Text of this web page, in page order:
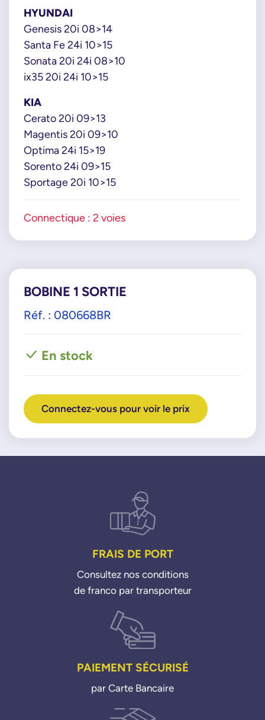
HYUNDAI
Genesis 20i 08>14
Santa Fe 24i 10>15
Sonata 20i 24i 08>10
ix35 20i 24i 10>15
KIA
Cerato 20i 09>13
Magentis 20i 09>10
Optima 24i 15>19
Sorento 24i 09>15
Sportage 20i 10>15
Connectique : 2 voies
BOBINE 1 SORTIE
Réf. : 080668BR
En stock
Connectez-vous pour voir le prix
FRAIS DE PORT
Consultez nos conditions
de franco par transporteur
PAIEMENT SÉCURISÉ
par Carte Bancaire